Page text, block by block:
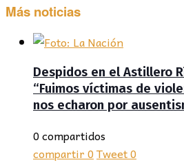
Más noticias
Despidos en el Astillero
“Fuimos víctimas de
nos echaron por
0 compartidos
compartir0Tweet0